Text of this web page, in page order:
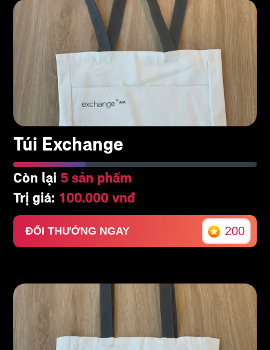
Túi Exchange
Còn lại 5 sản phẩm
Trị giá: 100.000 vnđ
ĐỔI THƯỞNG NGAY 200